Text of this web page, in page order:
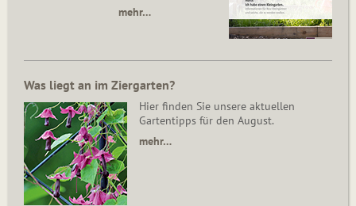
mehr…
Was liegt an im Ziergarten?
Hier finden Sie unsere aktuellen
Gartentipps für den August.
mehr…